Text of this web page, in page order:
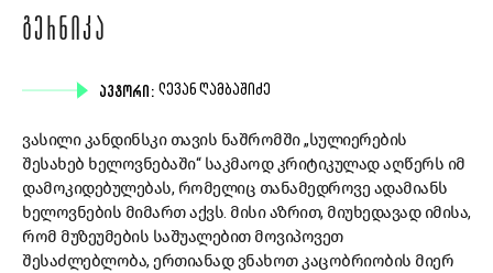
ᲒᲔᲠᲜᲘᲙᲐ
ᲐᲕᲢᲝᲠᲘ: ᲚᲔᲕᲐᲜ ᲦᲐᲛᲑᲐᲨᲘᲫᲔ
ვასილი კანდინსკი თავის ნაშრომში „სულიერების
შესახებ ხელოვნებაში“ საკმაოდ კრიტიკულად აღწერს იმ
დამოკიდებულებას, რომელიც თანამედროვე ადამიანს
ხელოვნების მიმართ აქვს. მისი აზრით, მიუხედავად იმისა,
რომ მუზეუმების საშუალებით მოვიპოვეთ
შესაძლებლობა, ერთიანად ვნახოთ კაცობრიობის მიერ